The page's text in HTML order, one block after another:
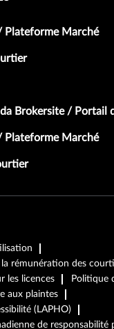
Plateforme Marché
Brokersite / Portail
Plateforme Marché
rémunération des
les licences
Politique
aux plaintes
(LAPHO)
de responsabilité